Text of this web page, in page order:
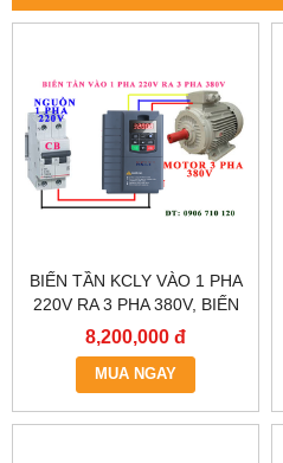
BIẾN TẦN KCLY VÀO 1 PHA
220V RA 3 PHA 380V, BIẾN
TẦN KCLY KOC600-011GT3-
B
8,200,000 đ
MUA NGAY